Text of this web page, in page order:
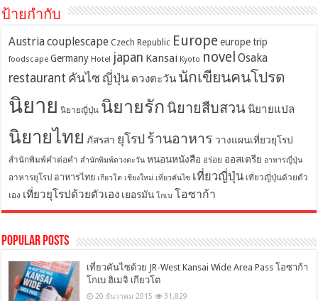
ป้ายกำกับ
Austriacouplescape Czech Republic Europe europe trip
foodscape Germany Hotel japan Kansai Kyoto novel Osaka
restaurant คันไซ ญี่ปุ่น ดวงตะวัน นักเขียนคนโปรด
นิยาย นิยายญี่ปุ่น นิยายรัก นิยายสืบสวน นิยายแปล
นิยายไทย ภัสรสา ยุโรป ร้านอาหาร วางแผนเที่ยวยุโรป
สำนักพิมพ์คำต่อคำ สำนักพิมพ์ดวงตะวัน หนอนหนังสือ อร่อย ออสเตรีย อาหารญี่ปุ่น
อาหารยุโรป อาหารไทย เกียวโต เชียงใหม่ เที่ยวคันไซ เที่ยวญี่ปุ่น เที่ยวญี่ปุ่นด้วยตัว
เอง เที่ยวยุโรปด้วยตัวเอง เยอรมัน โกเบ โอซาก้า
Popular Posts
เที่ยวคันไซด้วย JR-West Kansai Wide Area Pass โอซาก้า
โกเบ ฮิเมจิ เกียวโต
20 ธันวาคม 2015 31,829